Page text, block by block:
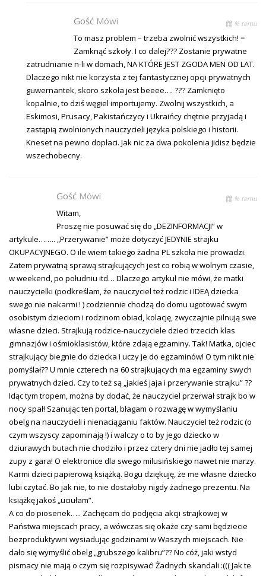
Gość Mówi % temu
To masz problem – trzeba zwolnić wszystkich! =
Zamknąć szkoły. I co dalej??? Zostanie prywatne
zatrudnianie n-li w domach, NA KTÓRE JEST ZGODA MEN OD LAT.
Dlaczego nikt nie korzysta z tej fantastycznej opcji prywatnych
guwernantek, skoro szkoła jest beeee…. ??? Zamknięto
kopalnie, to dziś węgiel importujemy. Zwolnij wszystkich, a
Eskimosi, Prusacy, Pakistańczycy i Ukraińcy chętnie przyjadą i
zastąpią zwolnionych nauczycieli języka polskiego i historii.
Kneset na pewno dopłaci. Jak nic za dwa pokolenia jidisz będzie
wszechobecny.
Gość Mówi % temu
Witam,
Proszę nie posuwać się do „DEZINFORMACJI” w
artykule…….. „Przerywanie” może dotyczyć JEDYNIE strajku
OKUPACYJNEGO. O ile wiem takiego żadna PL szkoła nie prowadzi.
Zatem prywatną sprawą strajkujących jest co robią w wolnym czasie,
w weekend, po południu itd… Dlaczego artykuł nie mówi, że matki
nauczycielki (podkreślam, że nauczyciel też rodzic i IDEĄ dziecka
swego nie nakarmi ! ) codziennie chodzą do domu ugotować swym
osobistym dzieciom i rodzinom obiad, kolację, zwyczajnie pilnują swe
własne dzieci. Strajkują rodzice-nauczyciele dzieci trzecich klas
gimnazjów i ośmioklasistów, które zdają egzaminy. Tak! Matka, ojciec
strajkujący biegnie do dziecka i uczy je do egzaminów! O tym nikt nie
pomyślał?? U mnie czterech na 60 strajkujących ma egzaminy swych
prywatnych dzieci. Czy to też są „jakieś jaja i przerywanie strajku” ??
Idąc tym tropem, można by dodać, że nauczyciel przerwał strajk bo w
nocy spał! Szanując ten portal, błagam o rozwagę w wymyślaniu
obelg na nauczycieli i nienaciąganiu faktów. Nauczyciel też rodzic (o
czym wszyscy zapominają !) i walczy o to by jego dziecko w
dziurawych butach nie chodziło i przez cztery dni nie jadło tej samej
zupy z gara! O elektronice dla swego milusińskiego nawet nie marzy.
Karmi dzieci papierową książką. Bogu dziękuję, że me własne dziecko
lubi czytać. Bo jak nie, to nie dostałoby nigdy żadnego prezentu. Na
książkę jakoś „uciułam”.
A co do piosenek….. Zachęcam do podjęcia akcji strajkowej w
Państwa miejscach pracy, a wówczas się okaże czy sami będziecie
bezproduktywni wysiadując godzinami w Waszych miejscach. Nie
dało się wymyślić obelg „grubszego kalibru”?? No cóż, jaki wstyd
pismacy nie mają o czym się rozpisywać! Żadnych skandali :((( Jak te